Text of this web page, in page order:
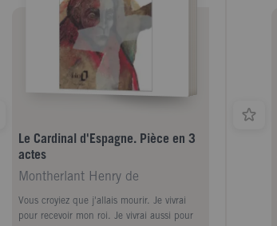
Le Cardinal d'Espagne. Pièce en 3
actes
Montherlant Henry de
Vous croyiez que j'allais mourir. Je vivrai
pour recevoir mon roi. Je vivrai aussi pour